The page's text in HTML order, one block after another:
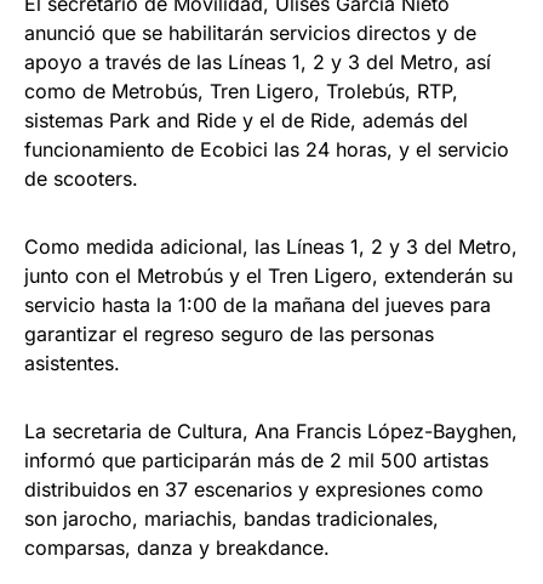
anunció que se habilitarán servicios directos y de
apoyo a través de las Líneas 1, 2 y 3 del Metro, así
como de Metrobús, Tren Ligero, Trolebús, RTP,
sistemas Park and Ride y el de Ride, además del
funcionamiento de Ecobici las 24 horas, y el servicio
de scooters.
Como medida adicional, las Líneas 1, 2 y 3 del Metro,
junto con el Metrobús y el Tren Ligero, extenderán su
servicio hasta la 1:00 de la mañana del jueves para
garantizar el regreso seguro de las personas
asistentes.
La secretaria de Cultura, Ana Francis López-Bayghen,
informó que participarán más de 2 mil 500 artistas
distribuidos en 37 escenarios y expresiones como
son jarocho, mariachis, bandas tradicionales,
comparsas, danza y breakdance.